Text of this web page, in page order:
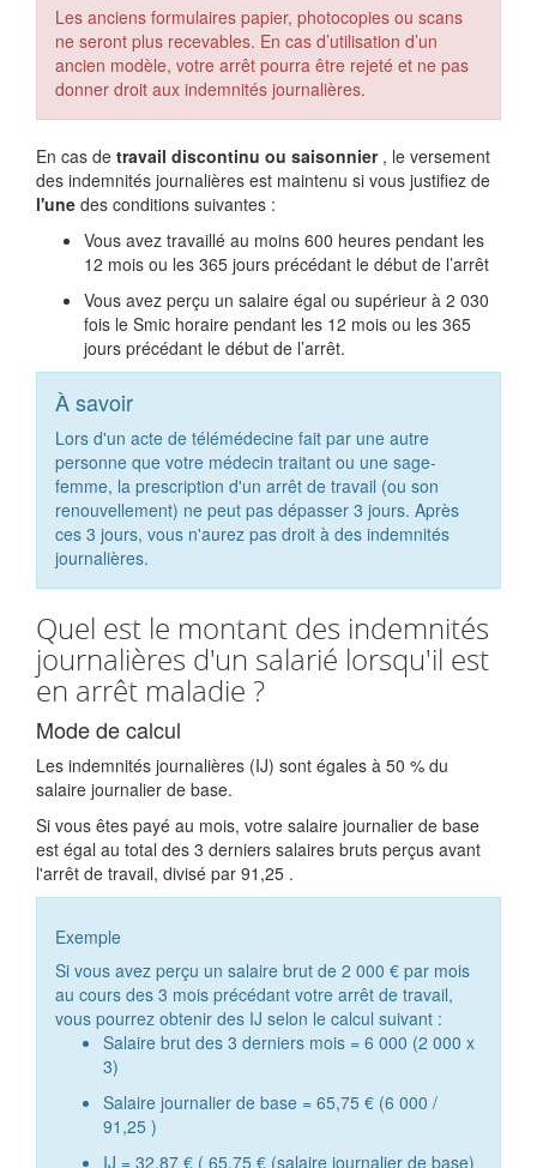
Les anciens formulaires papier, photocopies ou scans
ne seront plus recevables. En cas d’utilisation d’un
ancien modèle, votre arrêt pourra être rejeté et ne pas
donner droit aux indemnités journalières.
En cas de travail discontinu ou saisonnier , le versement
des indemnités journalières est maintenu si vous justifiez de
l'une des conditions suivantes :
Vous avez travaillé au moins 600 heures pendant les
12 mois ou les 365 jours précédant le début de l’arrêt
Vous avez perçu un salaire égal ou supérieur à 2 030
fois le Smic horaire pendant les 12 mois ou les 365
jours précédant le début de l’arrêt.
À savoir
Lors d'un acte de télémédecine fait par une autre
personne que votre médecin traitant ou une sage-
femme, la prescription d'un arrêt de travail (ou son
renouvellement) ne peut pas dépasser 3 jours. Après
ces 3 jours, vous n'aurez pas droit à des indemnités
journalières.
Quel est le montant des indemnités
journalières d'un salarié lorsqu'il est
en arrêt maladie ?
Mode de calcul
Les indemnités journalières (IJ) sont égales à 50 % du
salaire journalier de base.
Si vous êtes payé au mois, votre salaire journalier de base
est égal au total des 3 derniers salaires bruts perçus avant
l'arrêt de travail, divisé par 91,25 .
Exemple
Si vous avez perçu un salaire brut de 2 000 € par mois
au cours des 3 mois précédant votre arrêt de travail,
vous pourrez obtenir des IJ selon le calcul suivant :
Salaire brut des 3 derniers mois = 6 000 (2 000 x
3)
Salaire journalier de base = 65,75 € (6 000 /
91,25 )
IJ = 32,87 € ( 65,75 € (salaire journalier de base)